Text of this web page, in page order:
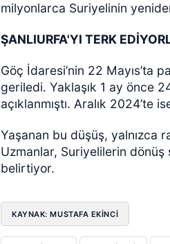
milyonlarca Suriyelinin
ŞANLIURFA'YI TERK
Göç İdaresi’nin 22 Mayıs’ta
geriledi. Yaklaşık 1 ay önce
açıklanmıştı. Aralık 2024’te
Yaşanan bu düşüş, yalnızca
Uzmanlar, Suriyelilerin
belirtiyor.
KAYNAK: MUSTAFA EKİNCİ